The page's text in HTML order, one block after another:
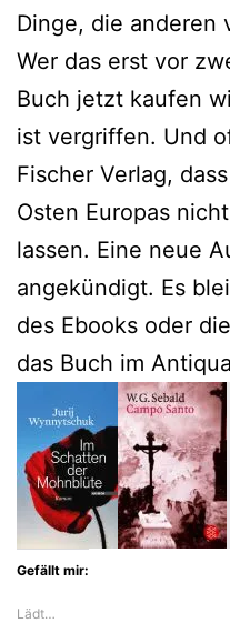
Dinge, die anderen
Wer das erst vor
Buch jetzt kaufen
ist vergriffen. Und
Fischer Verlag,
Osten Europas
lassen. Eine neue
angekündigt. Es
des Ebooks oder
das Buch im
Gefällt mir:
Lädt…